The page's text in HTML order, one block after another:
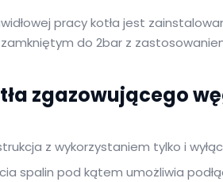
pracy kotła jest
do 2bar z
zgazowującego
z wykorzystaniem tylko i
spalin pod kątem umożliwia